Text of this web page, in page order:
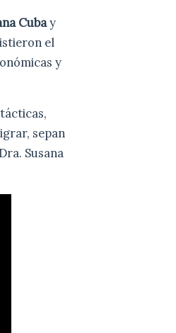
Cubay
el
y
sepan
Susana